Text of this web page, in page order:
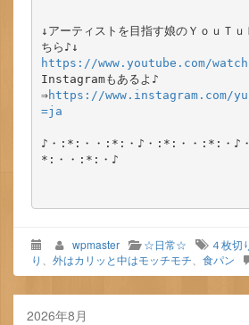
↓アーティストを目指す娘のＹｏｕＴｕ
https://www.youtube.com/
Instagramもあるよ♪
⇒https://www.instagram.com/
=ja
♪・:*:・・:*:・♪・:*:・・:*:・♪
*:・・:*:・♪
wpmaster ☆日常☆ ４枚切
り
外はカリッと中はモッチモチ 食パン
2026年8月